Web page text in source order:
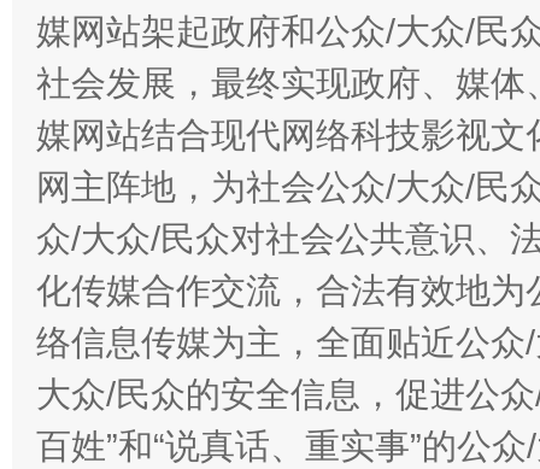
在谋一域中谋全局
今
习近平的博鳌关键词
魏明亮
媒网站架起政府和公众/大众/民
社会发展，最终实现政府、媒
媒网站结合现代网络科技影视
网主阵地，为社会公众/大众/民
众/大众/民众对社会公共意识、
化传媒合作交流，合法有效地
络信息传媒为主，全面贴近公
大众/民众的安全信息，促进公
百姓”和“说真话、重实事”的公